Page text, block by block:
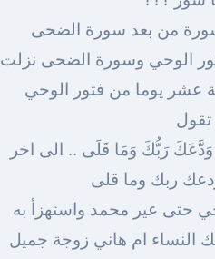
انها نزلت بعد 62 سورة من بعد سورة الضحى
الوحي وسورة الضحى نزلت
عشر يوما من فتور الوحي
تقول
رَبُّكَ وَمَا قَلَى .. الى اخر
ربك وما قلى
حتى عير محمد واستهزأ به
النساء ام هاني زوجة جميل